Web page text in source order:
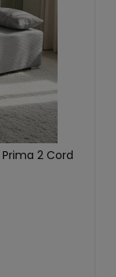
2 Cord